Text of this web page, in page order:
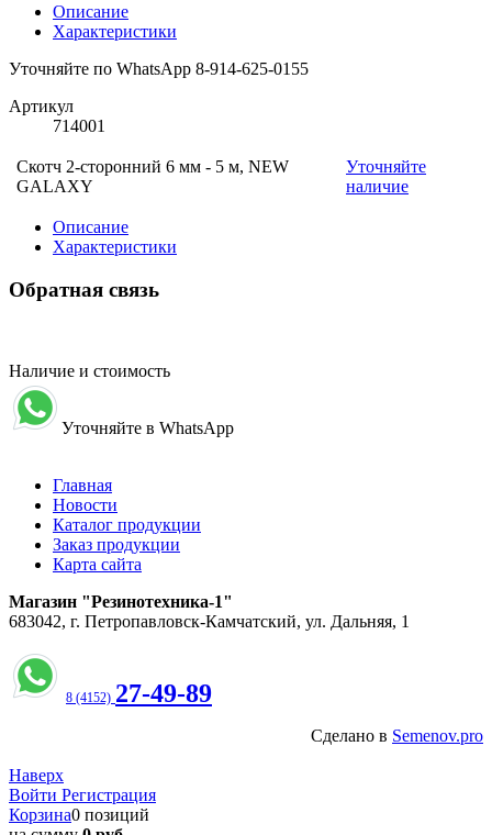
Описание
Характеристики
Уточняйте по WhatsApp 8-914-625-0155
Артикул
714001
Скотч 2-сторонний 6 мм - 5 м, NEW
GALAXY
Уточняйте
наличие
Описание
Характеристики
Обратная связь
Наличие и стоимость
Уточняйте в WhatsApp
Главная
Новости
Каталог продукции
Заказ продукции
Карта сайта
Магазин "Резинотехника-1"
683042, г. Петропавловск-Камчатский, ул. Дальняя, 1
8 (4152) 27-49-89
Сделано в Semenov.pro
Наверх
Войти Регистрация
Корзина0 позиций